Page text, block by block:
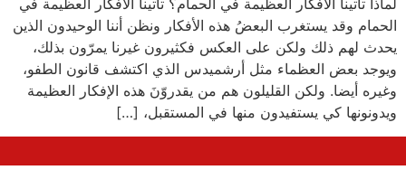
لماذا تأتينا الأفكار العظيمة في الحمام؟ تأتينا الأفكار العظيمة في
الحمام وقد يستغرب البعضُ هذه الأفكار ونظن أننا الوحيدون الذين
يحدث لهم ذلك ولكن على العكس فكثيرون غيرنا يمرّون بذلك،
ويوجد بعض العظماء مثل أرشميدس الذي اكتشف قانون الطفو،
وغيره أيضا. ولكن القليلون هم من يقدروّنَ هذه الإفكار العظيمة
ويدونونها كي يستفيدون منها في المستقبل، […]